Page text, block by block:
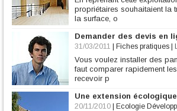
propriétaires souhaitaient la
la surface, o
Demander des devis en
31/03/2011 Fiches pratiques
Vous voulez installer des
faut comparer rapidement
recevoir p
Une extension
20/11/2010 Ecologie